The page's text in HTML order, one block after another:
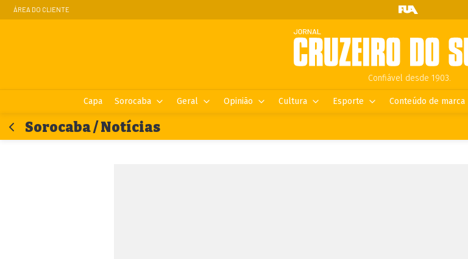
ÁREA DO CLIENTE
Confiável desde 1903.
Capa Sorocaba Geral Opinião Cultura Esporte Conteúdo de marca
Sorocaba / Notícias